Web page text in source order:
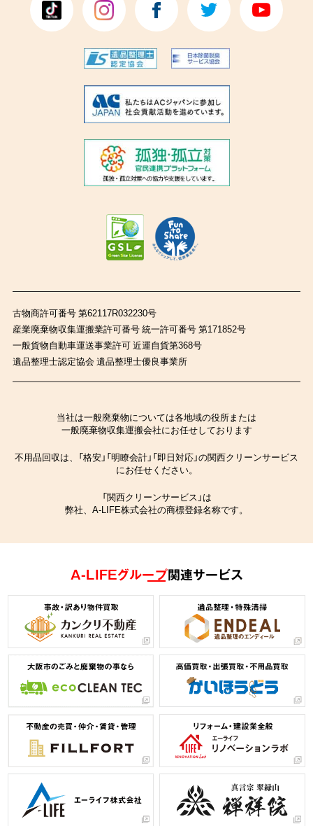
古物商許可番号 第62117R032230号
産業廃棄物収集運搬業許可番号 統一許可番号 第171852号
一般貨物自動車運送事業許可 近運自貨第368号
遺品整理士認定協会 遺品整理士優良事業所
当社は一般廃棄物については各地域の役所または
一般廃棄物収集運搬会社にお任せしております
不用品回収は、「格安」「明瞭会計」「即日対応」の関西クリーンサービス
にお任せください。
「関西クリーンサービス」は
弊社、A-LIFE株式会社の商標登録名称です。
A-LIFEグループ関連サービス